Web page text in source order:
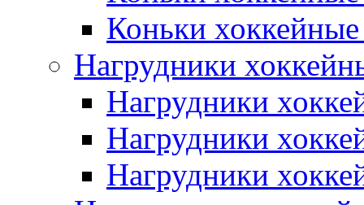
Коньки
Нагрудники
Нагрудники
Нагрудники
Нагрудники